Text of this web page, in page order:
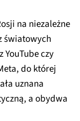
na niezależne
światowych
czy
do której
uznana
a obydwa